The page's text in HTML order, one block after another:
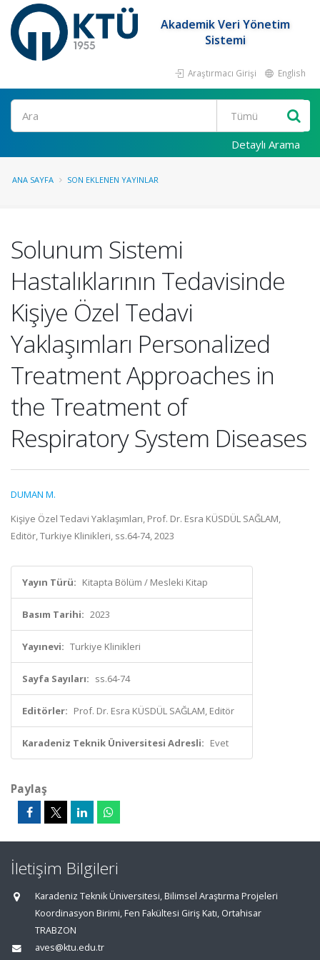
Akademik Veri Yönetim
Sistemi
Araştırmacı Girişi English
Ara
Detaylı Arama
ANA SAYFA SON EKLENEN YAYINLAR
Solunum Sistemi
Hastalıklarının Tedavisinde
Kişiye Özel Tedavi
Yaklaşımları Personalized
Treatment Approaches in
the Treatment of
Respiratory System Diseases
DUMAN M.
Kişiye Özel Tedavi Yaklaşımları, Prof. Dr. Esra KÜSDÜL SAĞLAM,
Editör, Turkiye Klinikleri, ss.64-74, 2023
Yayın Türü: Kitapta Bölüm / Mesleki Kitap
Basım Tarihi: 2023
Yayınevi: Turkiye Klinikleri
Sayfa Sayıları: ss.64-74
Editörler: Prof. Dr. Esra KÜSDÜL SAĞLAM, Editör
Karadeniz Teknik Üniversitesi Adresli: Evet
Paylaş
İletişim Bilgileri
Karadeniz Teknik Üniversitesi, Bilimsel Araştırma Projeleri
Koordinasyon Birimi, Fen Fakültesi Giriş Katı, Ortahisar
TRABZON
aves@ktu.edu.tr